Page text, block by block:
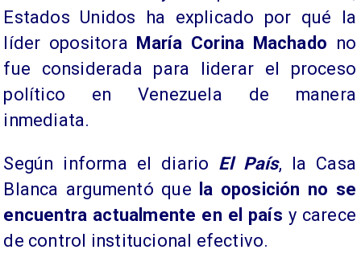
Estados Unidos ha explicado por qué la
líder opositora María Corina Machado no
fue considerada para liderar el proceso
político en Venezuela de manera
inmediata.
Según informa el diario El País, la Casa
Blanca argumentó que
la oposición no se
encuentra actualmente en el país y carece
de control institucional efectivo.